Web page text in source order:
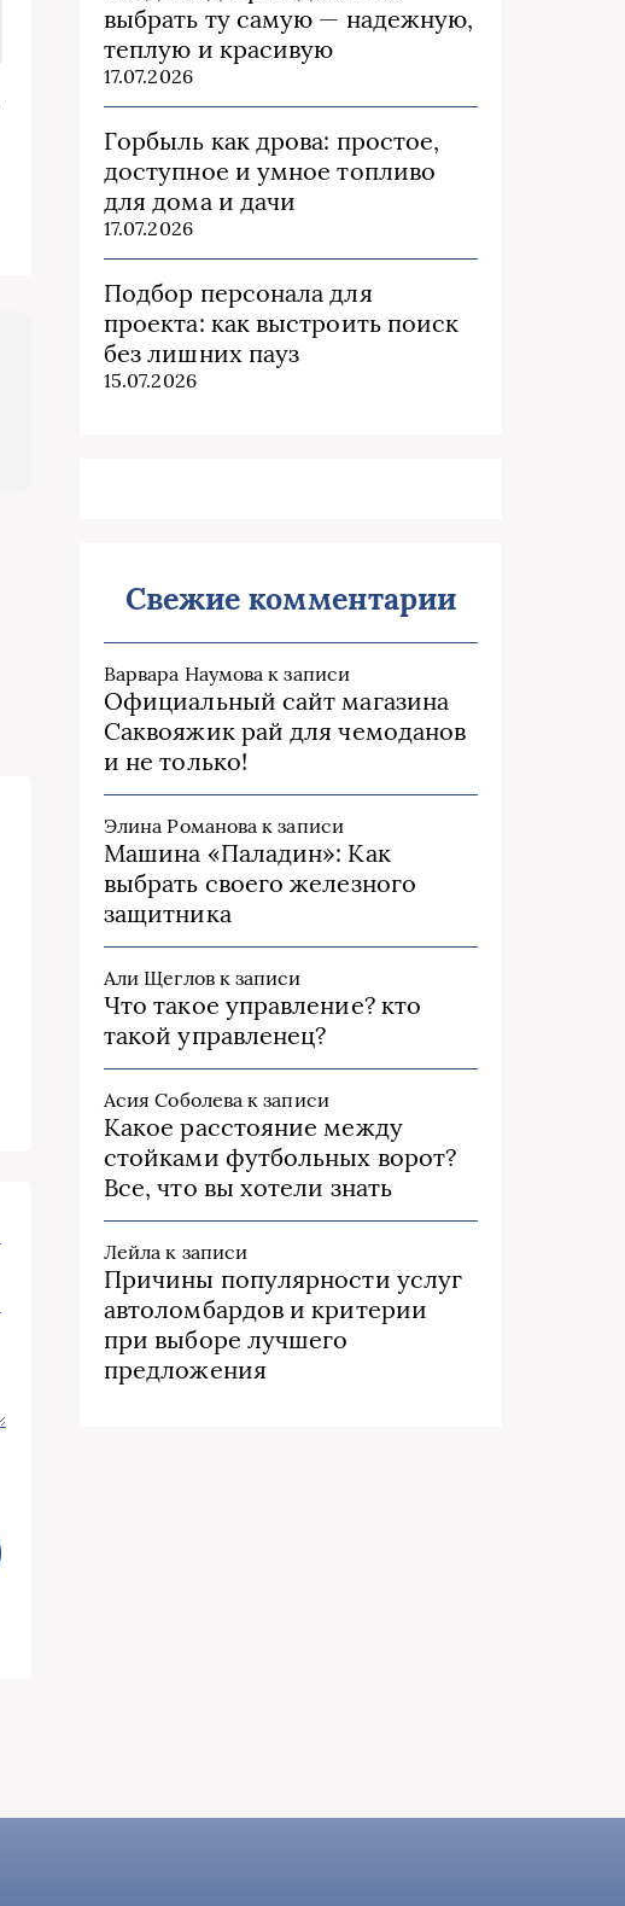
выбрать ту самую — надежную,
теплую и красивую
17.07.2026
Горбыль как дрова: простое,
доступное и умное топливо
для дома и дачи
17.07.2026
Подбор персонала для
проекта: как выстроить поиск
без лишних пауз
15.07.2026
Свежие комментарии
Варвара Наумова к записи
Официальный сайт магазина
Саквояжик рай для чемоданов
и не только!
Элина Романова к записи
Машина «Паладин»: Как
выбрать своего железного
защитника
Али Щегловк записи
Что такое управление? кто
такой управленец?
Асия Соболева к записи
Какое расстояние между
стойками футбольных ворот?
Все, что вы хотели знать
Лейла к записи
Причины популярности услуг
автоломбардов и критерии
при выборе лучшего
предложения